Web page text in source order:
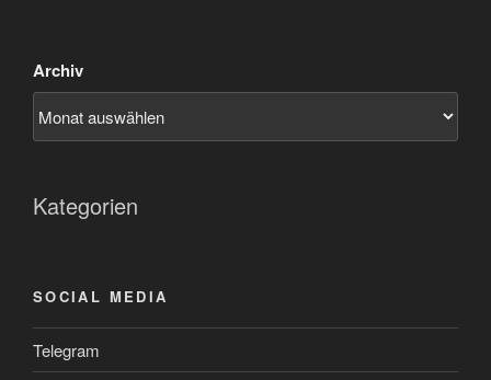
Archiv
Kategorien
SOCIAL MEDIA
Telegram